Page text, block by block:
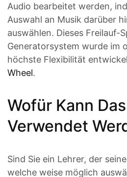
Audio bearbeitet werden,
Auswahl an Musik darüber
auswählen. Dieses Freilauf-
Generatorsystem wurde im
höchste Flexibilität
Wheel.
Wofür Kann
Verwendet
Sind Sie ein Lehrer, der
welche weise möglich